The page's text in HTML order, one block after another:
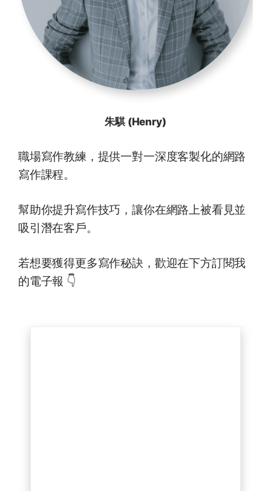
朱騏 (Henry)
職場寫作教練，提供一對一深度客製化的網路
寫作課程。
幫助你提升寫作技巧，讓你在網路上被看見並
吸引潛在客戶。
若想要獲得更多寫作秘訣，歡迎在下方訂閱我
的電子報 👇